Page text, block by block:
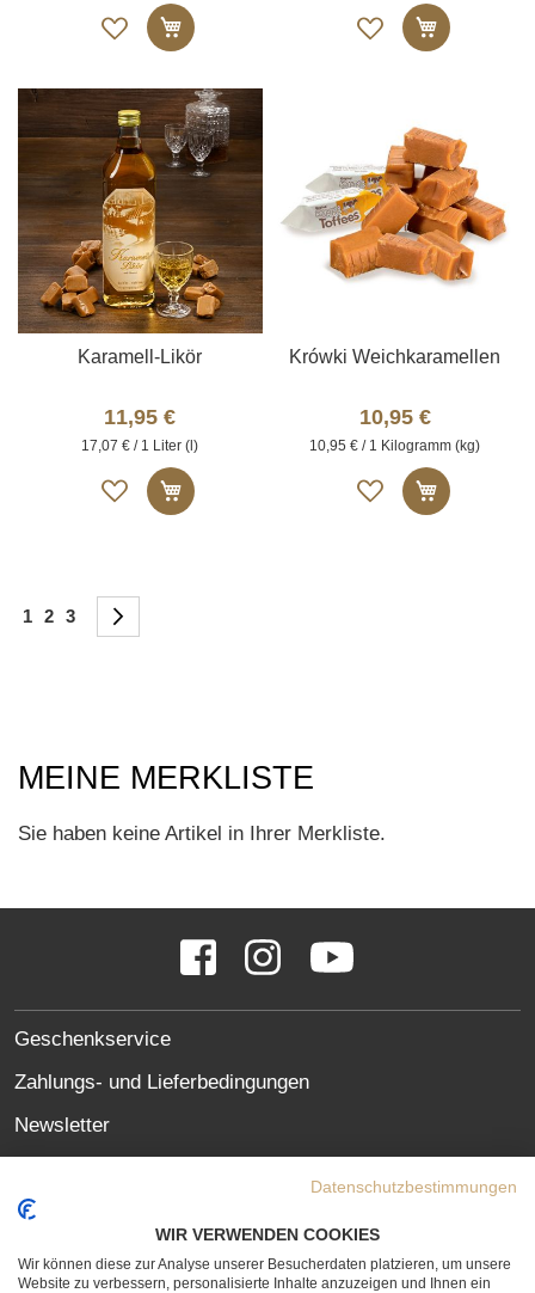
Auf
die
In den Warenkorb
Auf
die
In den
Karamell-Likör
11,95 €
17,07 € / 1 Liter (l)
Auf
die
In den Warenkorb
Krówki Weichkaramellen
10,95 €
10,95 € / 1 Kilogramm (kg)
Auf
die
In den
Seite
You're currently reading page
1 Seite
2 Seite
3
MEINE MERKLISTE
Sie haben keine Artikel in Ihrer Merkliste.
LINKS
FacebookInstagramYouTube
SITE
LINKS
Geschenkservice
Zahlungs- und Lieferbedingungen
Newsletter
Datenschutzerklärung
Erklärung zur Barrierefreiheit
Datenschutzbestimmungen
WIR VERWENDEN COOKIES
Wir können diese zur Analyse unserer Besucherdaten platzieren, um unsere
Website zu verbessern, personalisierte Inhalte anzuzeigen und Ihnen ein